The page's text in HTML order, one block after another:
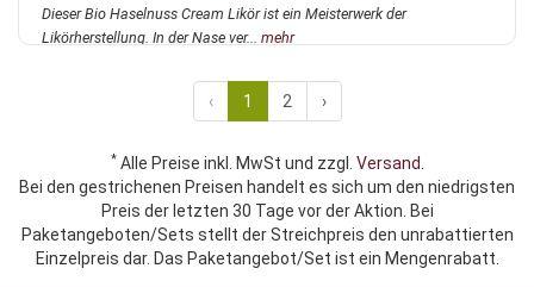
Dieser Bio Haselnuss Cream Likör ist ein Meisterwerk der
Likörherstellung. In der Nase ver... mehr
‹ 1 2 ›
*Alle Preise inkl. MwSt und zzgl. Versand.
Bei den gestrichenen Preisen handelt es sich um den niedrigsten
Preis der letzten 30 Tage vor der Aktion. Bei
Paketangeboten/Sets stellt der Streichpreis den unrabattierten
Einzelpreis dar. Das Paketangebot/Set ist ein Mengenrabatt.